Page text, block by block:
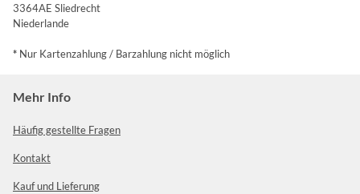
3364AE Sliedrecht
Niederlande
* Nur Kartenzahlung / Barzahlung nicht möglich
Mehr Info
Häufig gestellte Fragen
Kontakt
Kauf und Lieferung